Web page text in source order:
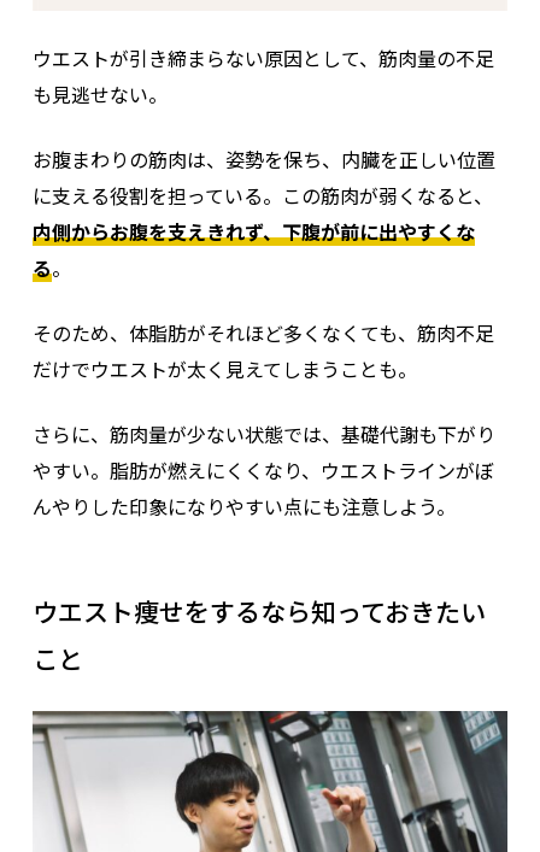
ウエストが引き締まらない原因として、筋肉量の不足
も見逃せない。
お腹まわりの筋肉は、姿勢を保ち、内臓を正しい位置
に支える役割を担っている。この筋肉が弱くなると、
内側からお腹を支えきれず、下腹が前に出やすくな
る。
そのため、体脂肪がそれほど多くなくても、筋肉不足
だけでウエストが太く見えてしまうことも。
さらに、筋肉量が少ない状態では、基礎代謝も下がり
やすい。脂肪が燃えにくくなり、ウエストラインがぼ
んやりした印象になりやすい点にも注意しよう。
ウエスト痩せをするなら知っておきたい
こと